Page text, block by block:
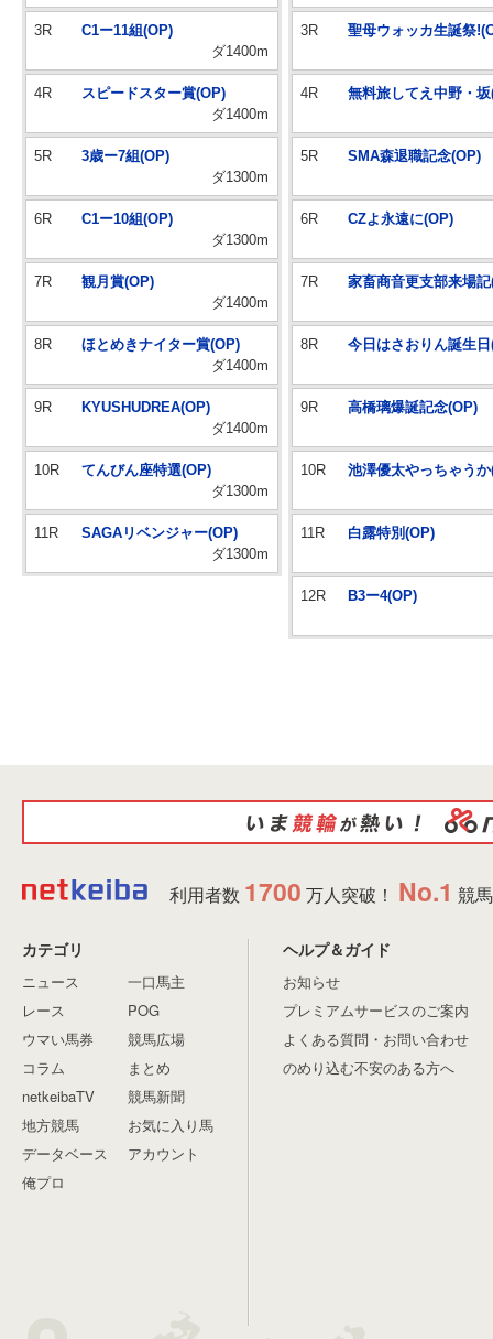
3R
C1ー11組(OP)
ダ1400m
4R
スピードスター賞(OP)
ダ1400m
5R
3歳ー7組(OP)
ダ1300m
6R
C1ー10組(OP)
ダ1300m
7R
観月賞(OP)
ダ1400m
8R
ほとめきナイター賞(OP)
ダ1400m
9R
KYUSHUDREA(OP)
ダ1400m
10R
てんびん座特選(OP)
ダ1300m
11R
SAGAリベンジャー(OP)
ダ1300m
3R 聖母ウォッカ生誕祭
4R 無料旅してえ中野・
5R SMA森退職記念(OP)
6R CZよ永遠に(OP)
7R 家畜商音更支部来場
8R 今日はさおりん誕生
9R 高橋璃爆誕記念(OP)
10R 池澤優太やっちゃう
11R 白露特別(OP)
12R B3ー4(OP)
利用者数 1700 万人突破！ No.1 競
カテゴリ
ニュース
レース
ウマい馬券
コラム
netkeibaTV
地方競馬
データベース
俺プロ
一口馬主
POG
競馬広場
まとめ
競馬新聞
お気に入り馬
アカウント
ヘルプ＆ガイド
お知らせ
プレミアムサービスのご案内
よくある質問・お問い合わせ
のめり込む不安のある方へ